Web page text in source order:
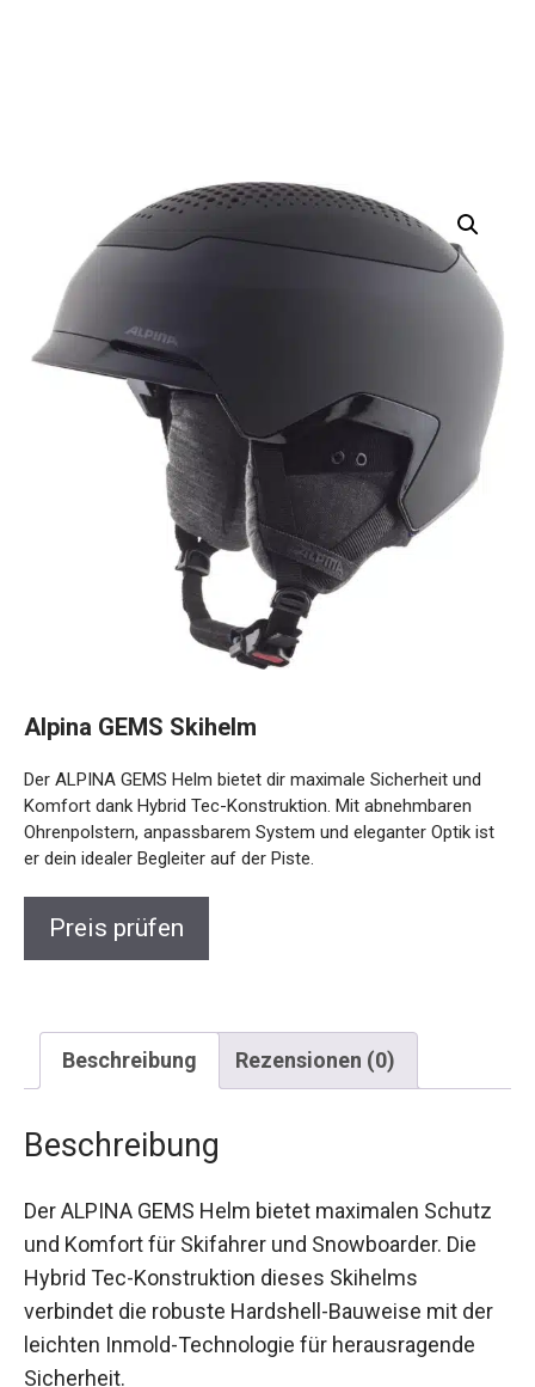
Komfort dank Hybrid Tec-Konstruktion. Mit abnehmbaren
Ohrenpolstern, anpassbarem System und eleganter Optik
ist er dein idealer Begleiter auf der Piste.
Beschreibung Rezensionen (0)
Beschreibung
und Komfort für Skifahrer und Snowboarder. Die
Hybrid Tec-Konstruktion dieses Skihelms
verbindet die robuste Hardshell-Bauweise mit der
leichten Inmold-Technologie für herausragende
Sicherheit.